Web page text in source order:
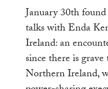
January 30th
talks with Enda
Ireland: an
since there is
Northern Ireland,